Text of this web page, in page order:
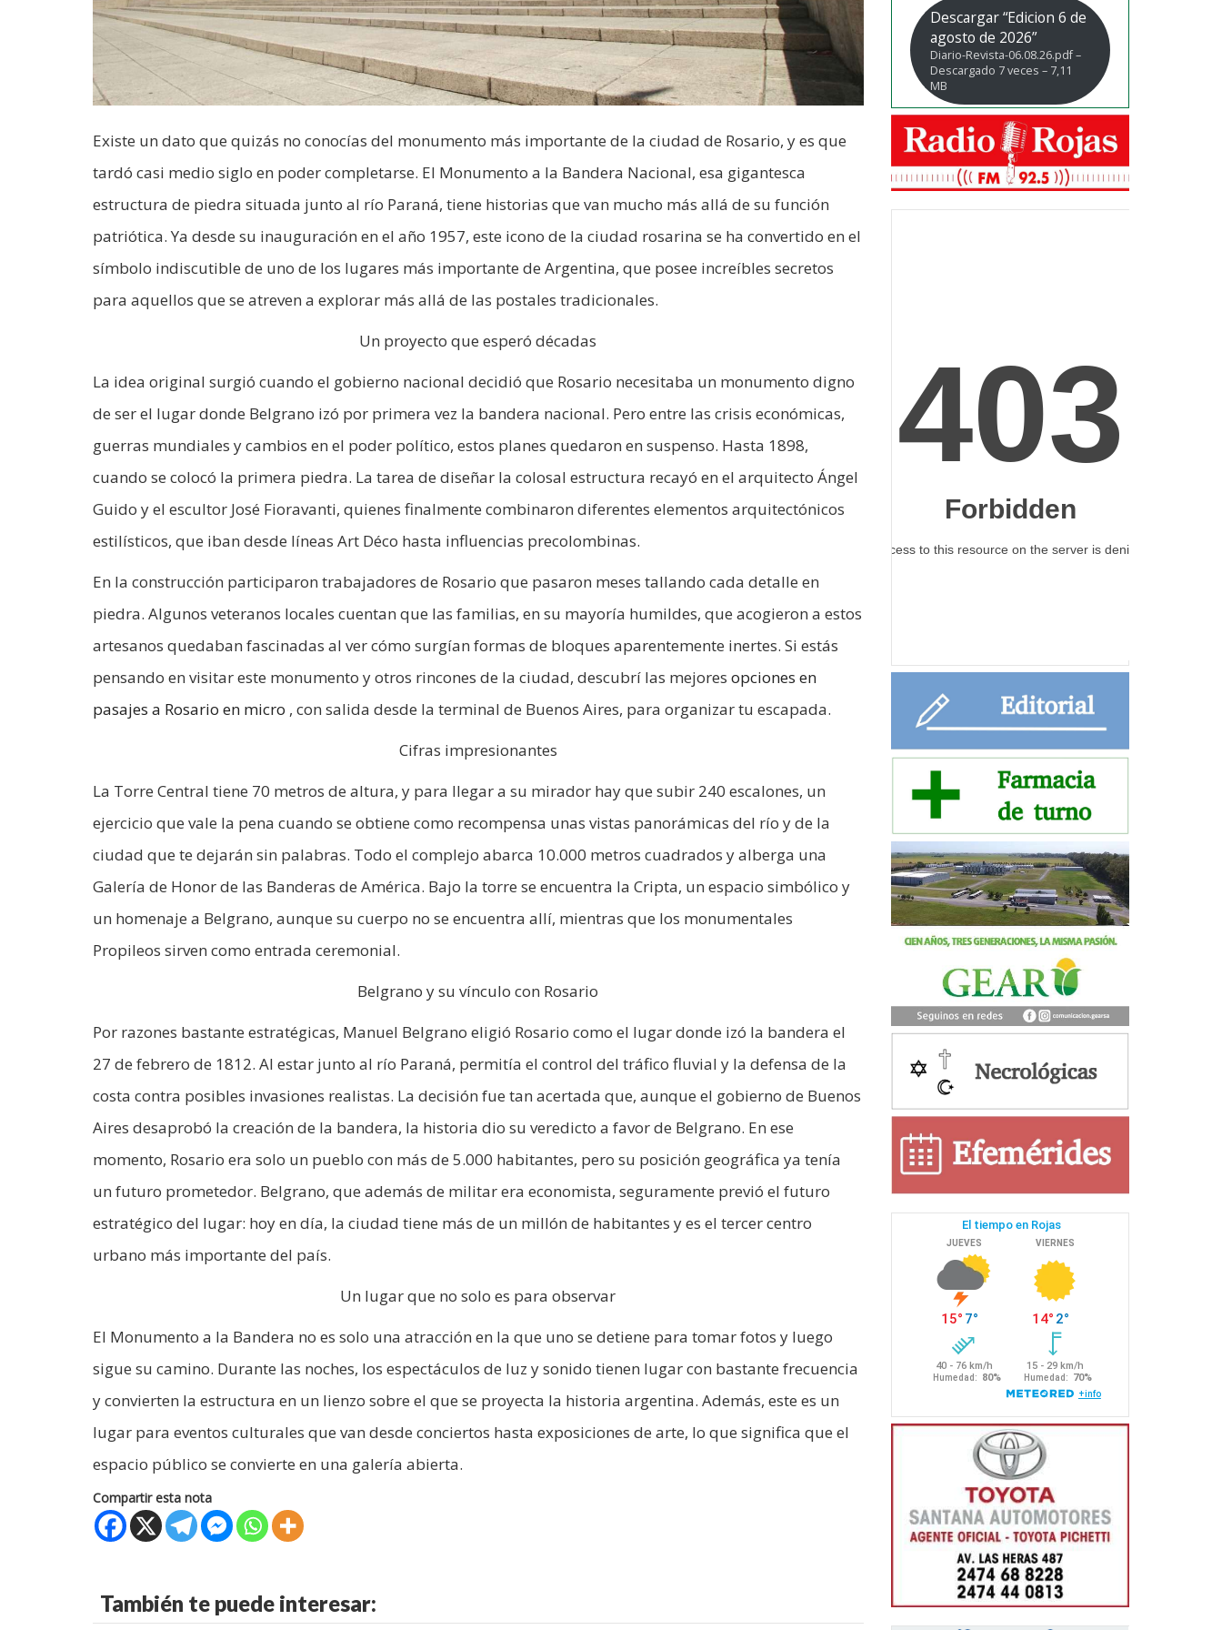
Existe un dato que quizás no conocías del monumento más importante de la ciudad de Rosario, y es que
tardó casi medio siglo en poder completarse. El Monumento a la Bandera Nacional, esa gigantesca
estructura de piedra situada junto al río Paraná, tiene historias que van mucho más allá de su función
patriótica. Ya desde su inauguración en el año 1957, este icono de la ciudad rosarina se ha convertido en el
símbolo indiscutible de uno de los lugares más importante de Argentina, que posee increíbles secretos
para aquellos que se atreven a explorar más allá de las postales tradicionales.
Un proyecto que esperó décadas
La idea original surgió cuando el gobierno nacional decidió que Rosario necesitaba un monumento digno
de ser el lugar donde Belgrano izó por primera vez la bandera nacional. Pero entre las crisis económicas,
guerras mundiales y cambios en el poder político, estos planes quedaron en suspenso. Hasta 1898,
cuando se colocó la primera piedra. La tarea de diseñar la colosal estructura recayó en el arquitecto Ángel
Guido y el escultor José Fioravanti, quienes finalmente combinaron diferentes elementos arquitectónicos
estilísticos, que iban desde líneas Art Déco hasta influencias precolombinas.
En la construcción participaron trabajadores de Rosario que pasaron meses tallando cada detalle en
piedra. Algunos veteranos locales cuentan que las familias, en su mayoría humildes, que acogieron a estos
artesanos quedaban fascinadas al ver cómo surgían formas de bloques aparentemente inertes. Si estás
pensando en visitar este monumento y otros rincones de la ciudad, descubrí las mejores opciones en
pasajes a Rosario en micro , con salida desde la terminal de Buenos Aires, para organizar tu escapada.
Cifras impresionantes
La Torre Central tiene 70 metros de altura, y para llegar a su mirador hay que subir 240 escalones, un
ejercicio que vale la pena cuando se obtiene como recompensa unas vistas panorámicas del río y de la
ciudad que te dejarán sin palabras. Todo el complejo abarca 10.000 metros cuadrados y alberga una
Galería de Honor de las Banderas de América. Bajo la torre se encuentra la Cripta, un espacio simbólico y
un homenaje a Belgrano, aunque su cuerpo no se encuentra allí, mientras que los monumentales
Propileos sirven como entrada ceremonial.
Belgrano y su vínculo con Rosario
Por razones bastante estratégicas, Manuel Belgrano eligió Rosario como el lugar donde izó la bandera el
27 de febrero de 1812. Al estar junto al río Paraná, permitía el control del tráfico fluvial y la defensa de la
costa contra posibles invasiones realistas. La decisión fue tan acertada que, aunque el gobierno de Buenos
Aires desaprobó la creación de la bandera, la historia dio su veredicto a favor de Belgrano. En ese
momento, Rosario era solo un pueblo con más de 5.000 habitantes, pero su posición geográfica ya tenía
un futuro prometedor. Belgrano, que además de militar era economista, seguramente previó el futuro
estratégico del lugar: hoy en día, la ciudad tiene más de un millón de habitantes y es el tercer centro
urbano más importante del país.
Un lugar que no solo es para observar
El Monumento a la Bandera no es solo una atracción en la que uno se detiene para tomar fotos y luego
sigue su camino. Durante las noches, los espectáculos de luz y sonido tienen lugar con bastante frecuencia
y convierten la estructura en un lienzo sobre el que se proyecta la historia argentina. Además, este es un
lugar para eventos culturales que van desde conciertos hasta exposiciones de arte, lo que significa que el
espacio público se convierte en una galería abierta.
Compartir esta nota
También te puede interesar:
Descargar “Edicion 6 de
agosto de 2026”
Diario-Revista-06.08.26.pdf –
Descargado 7 veces – 7,11
MB